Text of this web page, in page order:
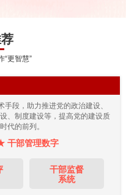
“更智慧”
手段，助力推进党的政治建设、
、制度建设等，提高党的建设质
代的前列。
干部管理数字
干部监督
系统